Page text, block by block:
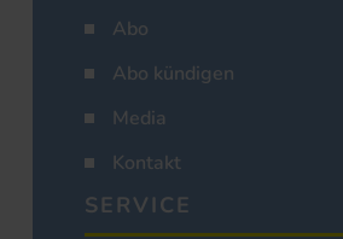
Abo
Abo kündigen
Media
Kontakt
SERVICE